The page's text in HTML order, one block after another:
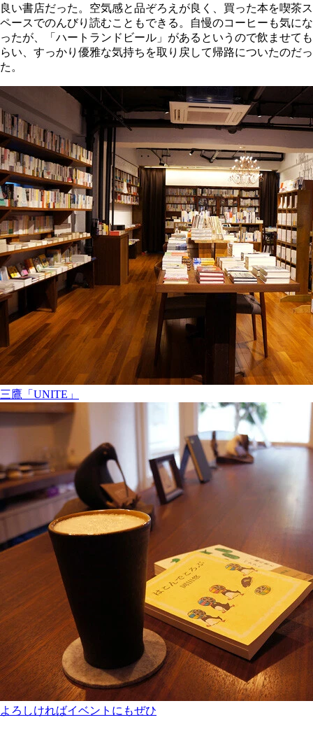
良い書店だった。空気感と品ぞろえが良く、買った本を喫茶ス
ペースでのんびり読むこともできる。自慢のコーヒーも気にな
ったが、「ハートランドビール」があるというので飲ませても
らい、すっかり優雅な気持ちを取り戻して帰路についたのだっ
た。
三鷹「UNITE」
よろしければイベントにもぜひ